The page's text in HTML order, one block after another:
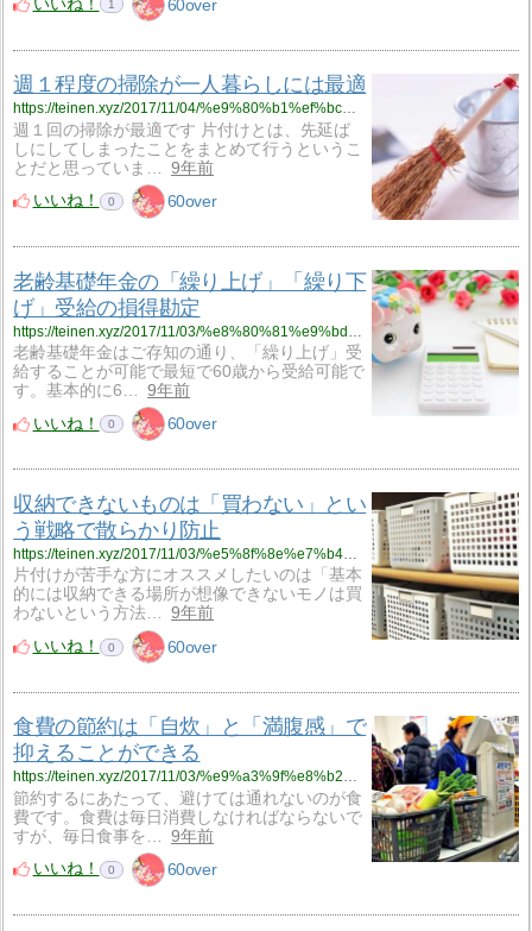
いいね！ 1 60over
週１程度の掃除が一人暮らしには最適
https://teinen.xyz/2017/11/04/%e9%80%b1%ef%bc%91%e7%a8%8b%e5%ba%a6%e3%81%ae%e6%8e%83%e9%99%a4%e3%81%8c%e4%b8%80%e4%ba%ba%e6%9a%ae%e3%82%89%e3%81%97%e3%81%ab%e3%81%af%e6%9c%80%e9%81%a9/
週１回の掃除が最適です 片付けとは、先延ば
しにしてしまったことをまとめて行うというこ
とだと思っていま…
9年前
いいね！
0 60over
老齢基礎年金の「繰り上げ」「繰り下
げ」受給の損得勘定
老齢基礎年金はご存知の通り、「繰り上げ」受
給することが可能で最短で60歳から受給可能で
す。基本的に6…
9年前
いいね！
0 60over
収納できないものは「買わない」とい
う戦略で散らかり防止
https://teinen.xyz/2017/11/03/%e5%8f%8e%e7%b4%8d%e3%81%a7%e3%81%8d%e3%81%aa%e3%81%84%e3%82%82%e3%81%ae%e3%81%af%e3%80%8c%e8%b2%b7%e3%82%8f%e3%81%aa%e3%81%84%e3%80%8d%e3%81%a8%e3%81%84%e3%81%86%e6%88%a6%e7%95%a5%e3%81%a7%e6%95%a3/
片付けが苦手な方にオススメしたいのは「基本
的には収納できる場所が想像できないモノは買
わないという方法…
9年前
いいね！
0 60over
食費の節約は「自炊」と「満腹感」で
抑えることができる
https://teinen.xyz/2017/11/03/%e9%a3%9f%e8%b2%bb%e3%81%ae%e7%af%80%e7%b4%84%e3%81%af%e3%80%8c%e8%87%aa%e7%82%8a%e3%80%8d%e3%81%a8%e3%80%8c%e6%ba%80%e8%85%b9%e6%84%9f%e3%80%8d%e3%81%a7%e6%8a%91%e3%81%88%e3%82%8b%e3%81%93%e3%81%a8/
節約するにあたって、避けては通れないのが食
費です。食費は毎日消費しなければならないで
すが、毎日食事を…
9年前
いいね！
0 60over